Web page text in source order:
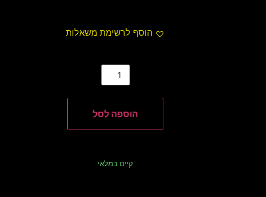
הוסף לרשימת משאלות
הוספה לסל
קיים במלאי